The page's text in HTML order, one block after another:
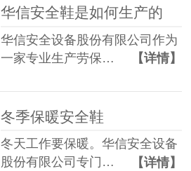
华信安全鞋是如何生产的
华信安全设备股份有限公司作为
一家专业生产劳保…
【详情】
冬季保暖安全鞋
冬天工作要保暖。华信安全设备
股份有限公司专门…
【详情】